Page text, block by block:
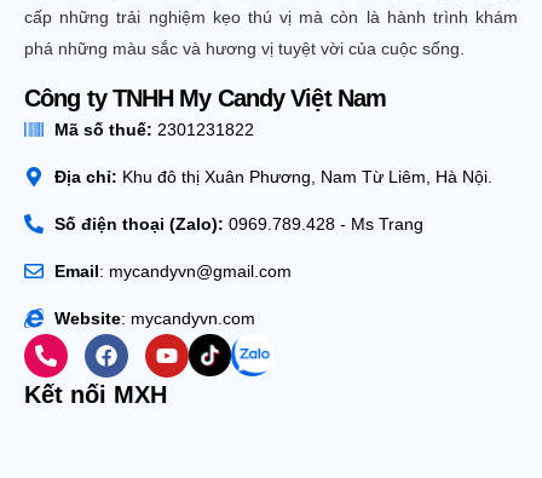
cấp những trải nghiệm kẹo thú vị mà còn là hành trình khám
phá những màu sắc và hương vị tuyệt vời của cuộc sống.
Công ty TNHH My Candy Việt Nam
Mã số thuế: 2301231822
Địa chỉ: Khu đô thị Xuân Phương, Nam Từ Liêm, Hà Nội.
Số điện thoại (Zalo): 0969.789.428 - Ms Trang
Email: mycandyvn@gmail.com
Website: mycandyvn.com
Kết nối MXH